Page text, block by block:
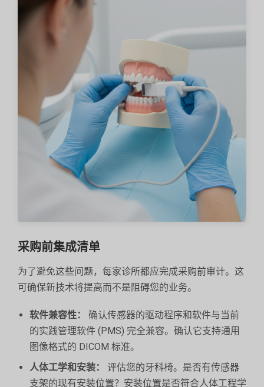
采购前集成清单
为了避免这些问题，每家诊所都应完成采购前审计。这
可确保新技术将提高而不是阻碍您的业务。
软件兼容性：
确认传感器的驱动程序和软件与当前
的实践管理软件 (PMS) 完全兼容。确认它支持通用
图像格式的 DICOM 标准。
人体工学和安装：
评估您的牙科椅。是否有传感器
支架的现有安装位置？安装位置是否符合人体工程学